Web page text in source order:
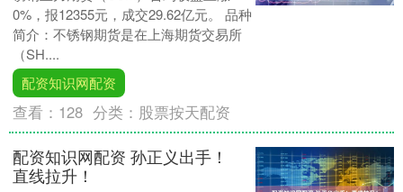
0%，报12355元，成交29.62亿元。 品种
简介：不锈钢期货是在上海期货交易所
（SH....
配资知识网配资
查看： 128 分类： 股票按天配资
配资知识网配资 孙正义出手！
直线拉升！